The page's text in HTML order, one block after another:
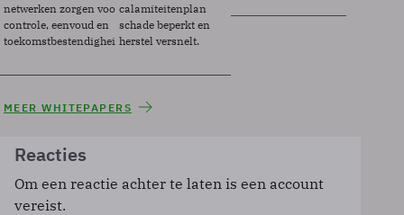
netwerken zorgen voor
controle, eenvoud en
toekomstbestendigheid.
calamiteitenplan
schade beperkt en
herstel versnelt.
MEER WHITEPAPERS
Reacties
Om een reactie achter te laten is een account
vereist.